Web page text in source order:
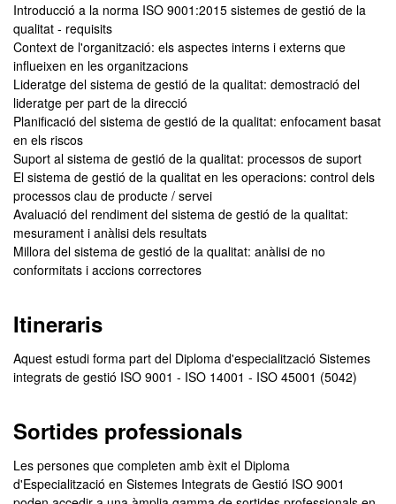
Introducció a la norma ISO 9001:2015 sistemes de gestió de la
qualitat - requisits
Context de l'organització: els aspectes interns i externs que
influeixen en les organitzacions
Lideratge del sistema de gestió de la qualitat: demostració del
lideratge per part de la direcció
Planificació del sistema de gestió de la qualitat: enfocament basat
en els riscos
Suport al sistema de gestió de la qualitat: processos de suport
El sistema de gestió de la qualitat en les operacions: control dels
processos clau de producte / servei
Avaluació del rendiment del sistema de gestió de la qualitat:
mesurament i anàlisi dels resultats
Millora del sistema de gestió de la qualitat: anàlisi de no
conformitats i accions correctores
Itineraris
Aquest estudi forma part del Diploma d'especialització Sistemes
integrats de gestió ISO 9001 - ISO 14001 - ISO 45001 (5042)
Sortides professionals
Les persones que completen amb èxit el Diploma
d'Especialització en Sistemes Integrats de Gestió ISO 9001